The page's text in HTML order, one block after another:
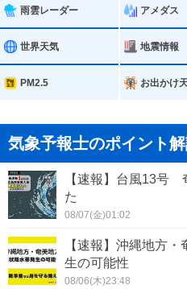
雨雲レーダー アメダス
世界天気 地震情報
PM2.5 お出かけ
気象予報士のポイント
【速報】台風13号
た
08/07(金)01:02
【速報】沖縄地方
生の可能性
08/06(木)23:48